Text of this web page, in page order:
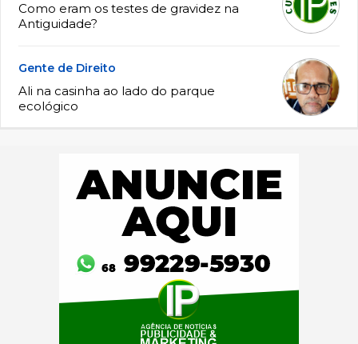
Como eram os testes de gravidez na
Antiguidade?
Gente de Direito
Ali na casinha ao lado do parque
ecológico